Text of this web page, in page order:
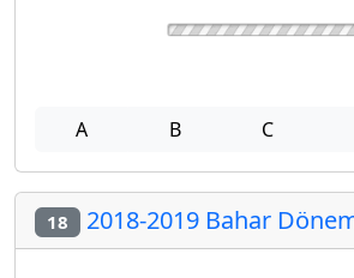
A B C
18 2018-2019 Bahar